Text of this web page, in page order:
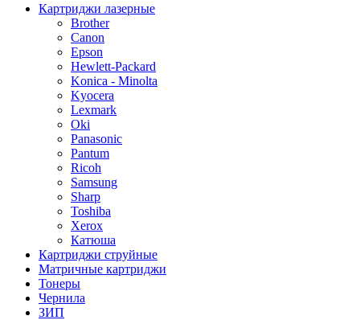
Картриджи лазерные
Brother
Canon
Epson
Hewlett-Packard
Konica - Minolta
Kyocera
Lexmark
Oki
Panasonic
Pantum
Ricoh
Samsung
Sharp
Toshiba
Xerox
Катюша
Картриджи струйные
Матричные картриджи
Тонеры
Чернила
ЗИП